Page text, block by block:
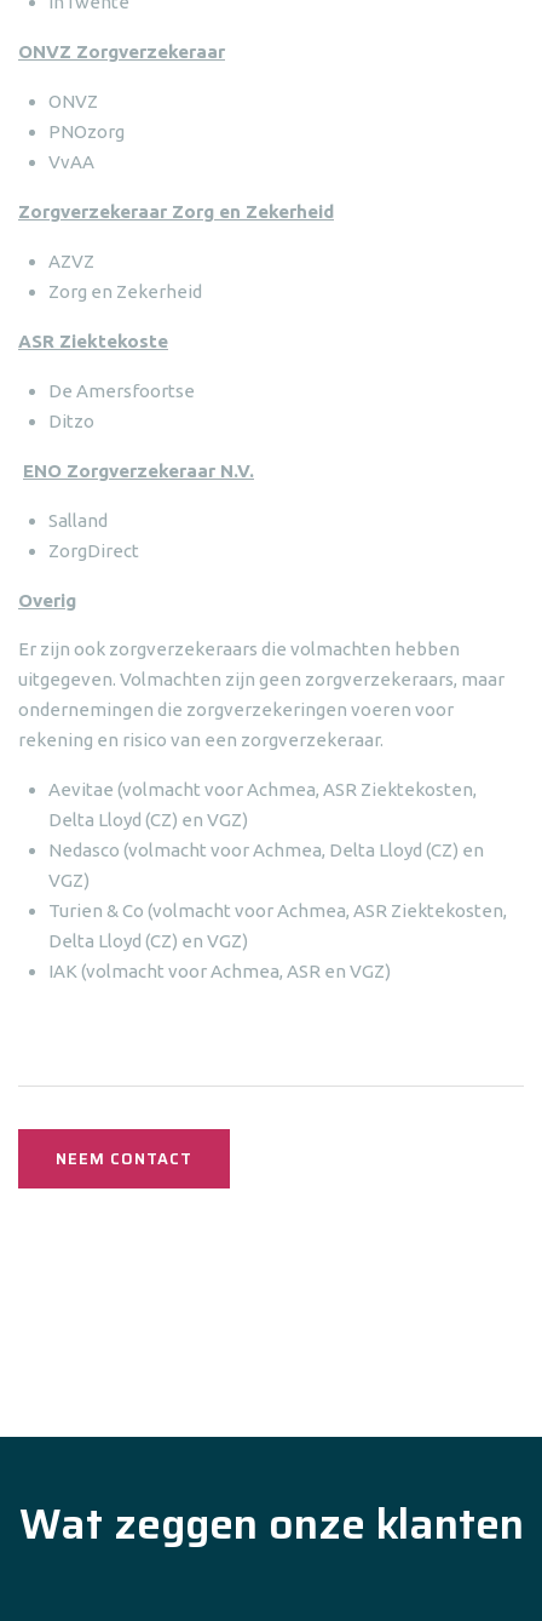
ONVZ Zorgverzekeraar
ONVZ
PNOzorg
VvAA
Zorgverzekeraar Zorg en Zekerheid
AZVZ
Zorg en Zekerheid
ASR Ziektekoste
De Amersfoortse
Ditzo
ENO Zorgverzekeraar N.V.
Salland
ZorgDirect
Overig
Er zijn ook zorgverzekeraars die volmachten hebben
uitgegeven. Volmachten zijn geen zorgverzekeraars, maar
ondernemingen die zorgverzekeringen voeren voor
rekening en risico van een zorgverzekeraar.
Aevitae (volmacht voor Achmea, ASR Ziektekosten,
Delta Lloyd (CZ) en VGZ)
Nedasco (volmacht voor Achmea, Delta Lloyd (CZ) en
VGZ)
Turien & Co (volmacht voor Achmea, ASR Ziektekosten,
Delta Lloyd (CZ) en VGZ)
IAK (volmacht voor Achmea, ASR en VGZ)
NEEM CONTACT
Wat zeggen onze klanten